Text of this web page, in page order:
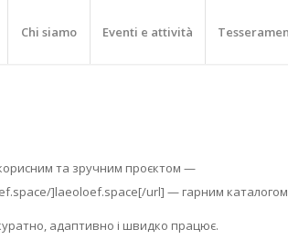
Chi siamo Eventi e attività
та зручним проєктом —
]laeoloef.space[/url] — гарним каталогом
адаптивно і швидко працює.